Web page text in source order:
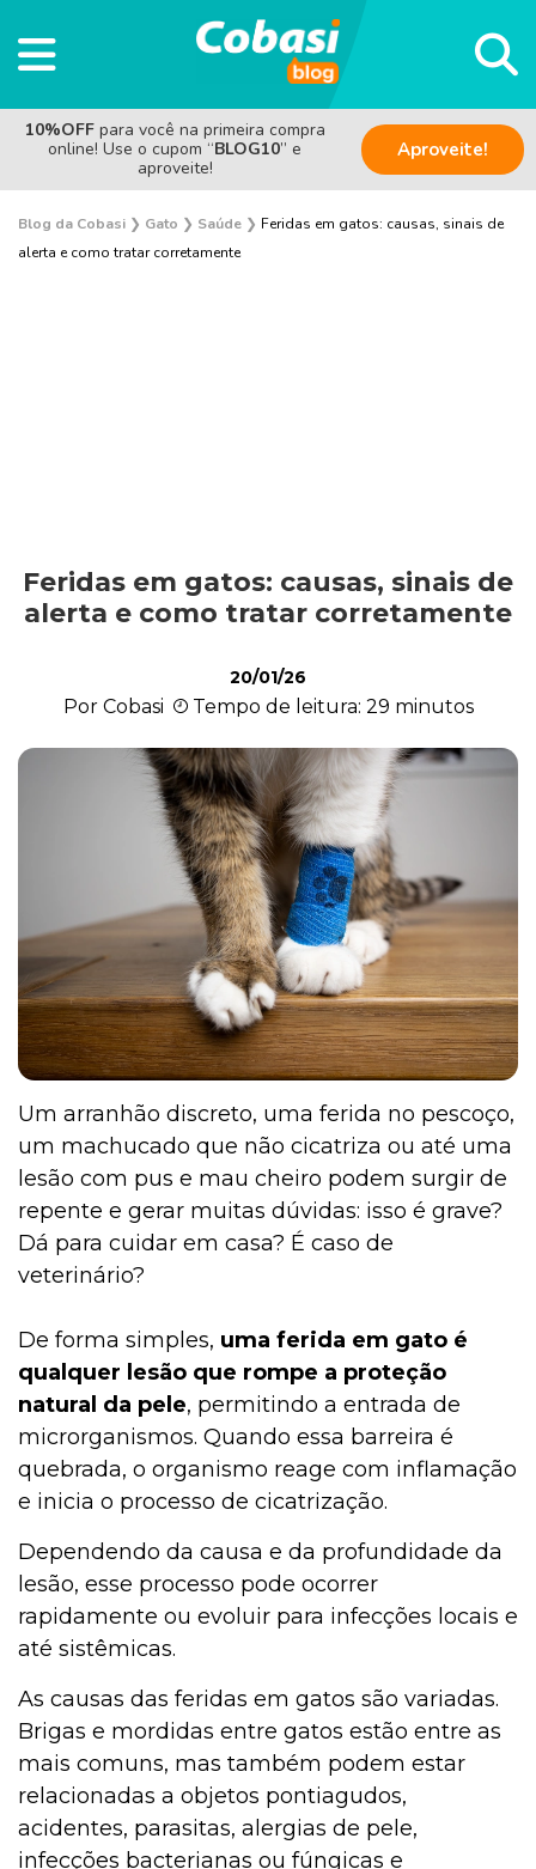
10%OFF para você na primeira compra
online! Use o cupom “BLOG10” e
aproveite!
Aproveite!
Blog da Cobasi ❯ Gato ❯ Saúde ❯ Feridas em gatos: causas, sinais de
alerta e como tratar corretamente
Comportamento
Curiosidades
Filhote
Higiene
Saúde
Feridas em gatos: causas, sinais de
alerta e como tratar corretamente
20/01/26
Por Cobasi Tempo de leitura: 29 minutos
Um arranhão discreto, uma ferida no pescoço,
um machucado que não cicatriza ou até uma
lesão com pus e mau cheiro podem surgir de
repente e gerar muitas dúvidas: isso é grave?
Dá para cuidar em casa? É caso de
veterinário?
De forma simples, uma ferida em gato é
qualquer lesão que rompe a proteção
natural da pele, permitindo a entrada de
microrganismos. Quando essa barreira é
quebrada, o organismo reage com inflamação
e inicia o processo de cicatrização.
Dependendo da causa e da profundidade da
lesão, esse processo pode ocorrer
rapidamente ou evoluir para infecções locais e
até sistêmicas.
As causas das feridas em gatos são variadas.
Brigas e mordidas entre gatos estão entre as
mais comuns, mas também podem estar
relacionadas a objetos pontiagudos,
acidentes, parasitas, alergias de pele,
infecções bacterianas ou fúngicas e